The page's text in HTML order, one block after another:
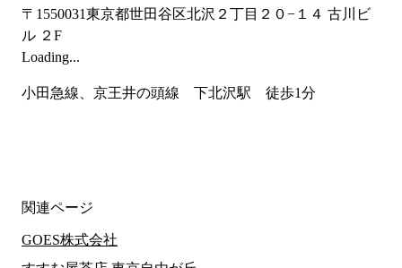
〒1550031東京都世田谷区北沢２丁目２０−１４ 古川ビ
ル ２F
Loading...
小田急線、京王井の頭線　下北沢駅　徒歩1分
関連ページ
GOES株式会社